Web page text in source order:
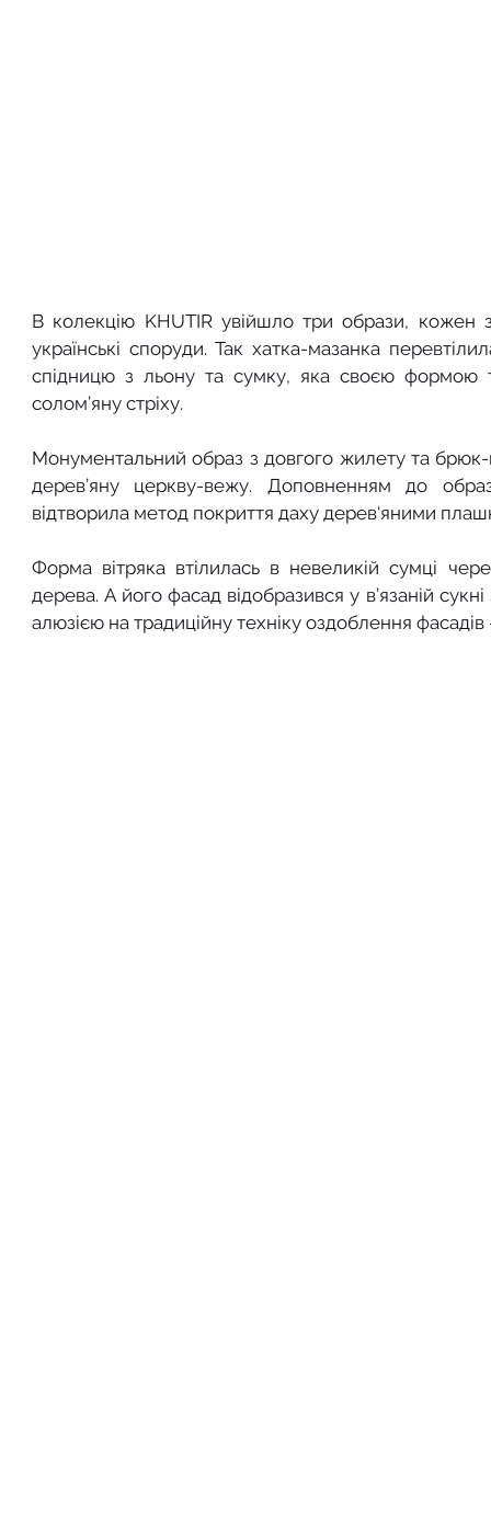
В колекцію KHUTIR увійшло три образи, кожен
українські споруди. Так хатка-мазанка
спідницю з льону та сумку, яка своєю формою
солом’яну стріху.
Монументальний образ з довгого жилету та
дерев’яну церкву-вежу. Доповненням до
відтворила метод покриття даху дерев‘яними
Форма вітряка втілилась в невеликій сумці
дерева. А його фасад відобразився у в’язаній
алюзією на традиційну техніку оздоблення фасадів